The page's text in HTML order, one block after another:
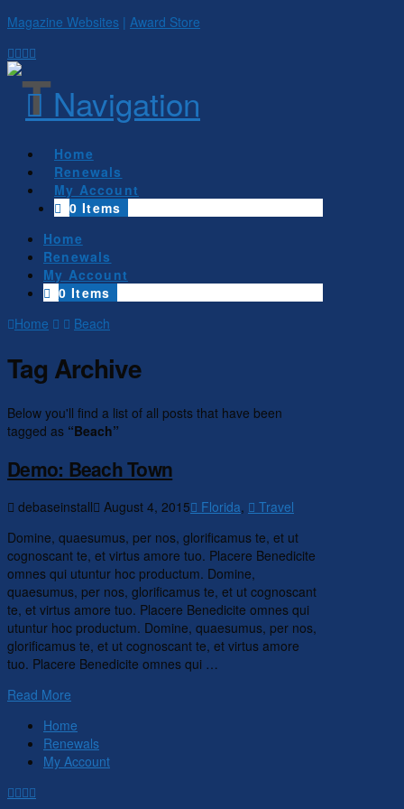
Magazine Websites | Award Store
Navigation
Home
Renewals
My Account
0 Items
Home
Renewals
My Account
0 Items
Home
Beach
Tag Archive
Below you'll find a list of all posts that have been
tagged as “Beach”
Demo: Beach Town
debaseinstall August 4, 2015 Florida,
Travel
Domine, quaesumus, per nos, glorificamus te, et ut
cognoscant te, et virtus amore tuo. Placere Benedicite
omnes qui utuntur hoc productum. Domine,
quaesumus, per nos, glorificamus te, et ut cognoscant
te, et virtus amore tuo. Placere Benedicite omnes qui
utuntur hoc productum. Domine, quaesumus, per nos,
glorificamus te, et ut cognoscant te, et virtus amore
tuo. Placere Benedicite omnes qui …
Read More
Home
Renewals
My Account